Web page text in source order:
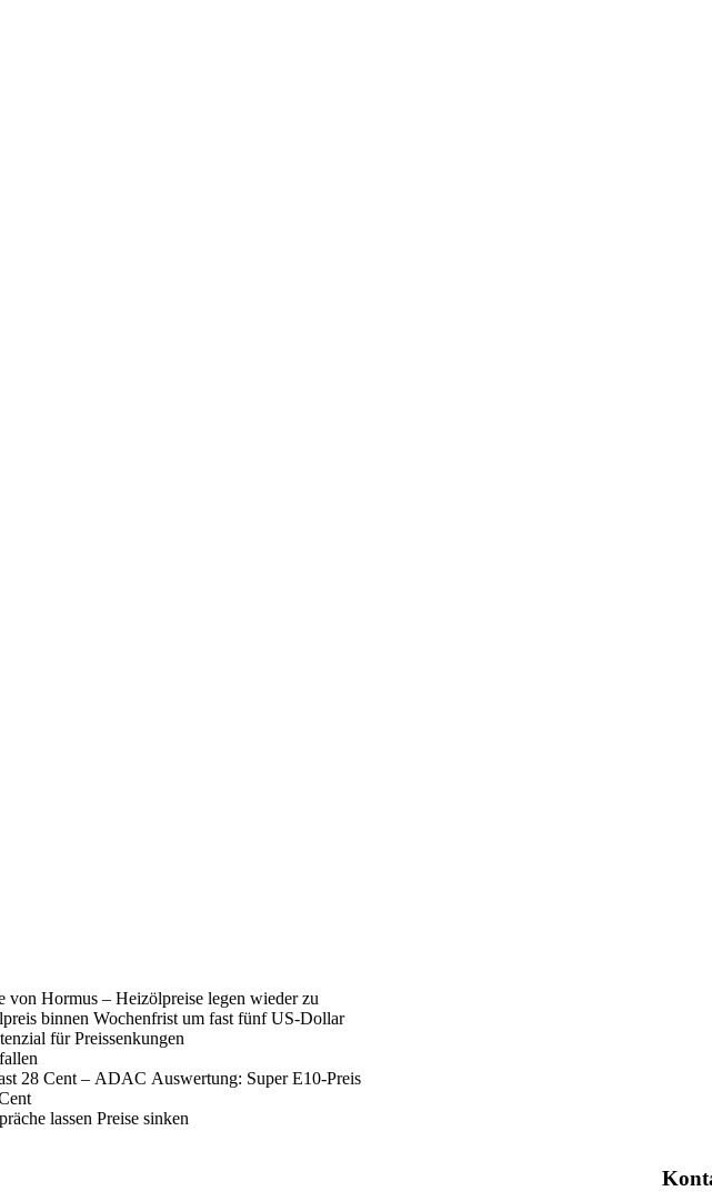
Hormus – Heizölpreise legen wieder zu
binnen Wochenfrist um fast fünf US-Dollar
für Preissenkungen
28 Cent – ADAC Auswertung: Super E10-Preis
lassen Preise sinken